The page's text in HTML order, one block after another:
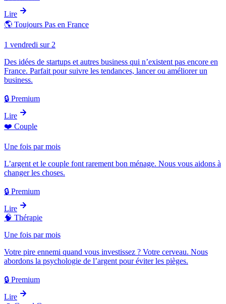
Lire
🌎 Toujours Pas en France
1 vendredi sur 2
Des idées de startups et autres business qui n’existent pas encore en
France. Parfait pour suivre les tendances, lancer ou améliorer un
business.
🔒 Premium
Lire
❤️ Couple
Une fois par mois
L’argent et le couple font rarement bon ménage. Nous vous aidons à
changer les choses.
🔒 Premium
Lire
🧠 Thérapie
Une fois par mois
Votre pire ennemi quand vous investissez ? Votre cerveau. Nous
abordons la psychologie de l’argent pour éviter les pièges.
🔒 Premium
Lire